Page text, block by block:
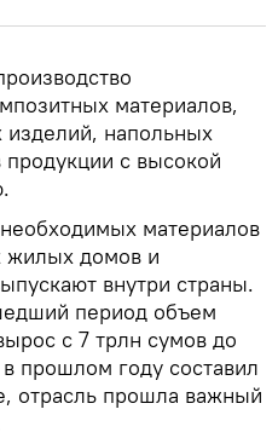
материалов,
изделий, напольных
с высокой
материалов
жилых домов и
внутри страны.
период объем
с 7 трлн сумов до
прошлом году составил
отрасль прошла важный